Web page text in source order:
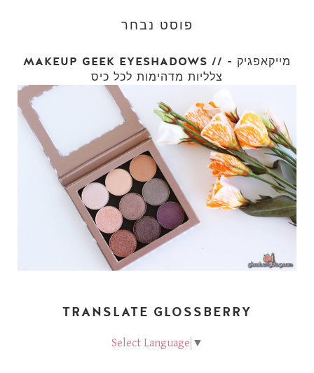
פוסט נבחר
MAKEUP GEEK EYESHADOWS // מייקאפגיק -
צלליות מדהימות לכל כיס
TRANSLATE GLOSSBERRY
Select Language ▼